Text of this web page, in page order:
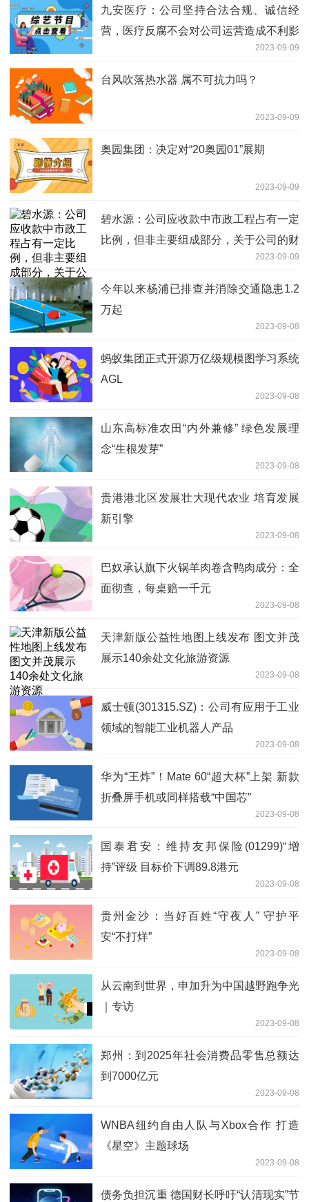
九安医疗：公司坚持合法合规、诚信经
营，医疗反腐不会对公司运营造成不利影
2023-09-09
台风吹落热水器 属不可抗力吗？
2023-09-09
奥园集团：决定对“20奥园01”展期
2023-09-09
碧水源：公司应收款中市政工程占有一定
比例，但非主要组成部分，关于公司的财
2023-09-09
今年以来杨浦已排查并消除交通隐患1.2
万起
2023-09-08
蚂蚁集团正式开源万亿级规模图学习系统
AGL
2023-09-08
山东高标准农田“内外兼修” 绿色发展理
念“生根发芽”
2023-09-08
贵港港北区发展壮大现代农业 培育发展
新引擎
2023-09-08
巴奴承认旗下火锅羊肉卷含鸭肉成分：全
面彻查，每桌赔一千元
2023-09-08
天津新版公益性地图上线发布 图文并茂
展示140余处文化旅游资源
2023-09-08
威士顿(301315.SZ)：公司有应用于工业
领域的智能工业机器人产品
2023-09-08
华为“王炸”！Mate 60“超大杯”上架 新款
折叠屏手机或同样搭载“中国芯”
2023-09-08
国泰君安：维持友邦保险(01299)“增
持”评级 目标价下调89.8港元
2023-09-08
贵州金沙：当好百姓“守夜人” 守护平
安“不打烊”
2023-09-08
从云南到世界，申加升为中国越野跑争光
｜专访
2023-09-08
郑州：到2025年社会消费品零售总额达
到7000亿元
2023-09-08
WNBA纽约自由人队与Xbox合作 打造
《星空》主题球场
2023-09-08
债务负担沉重 德国财长呼吁“认清现实”节